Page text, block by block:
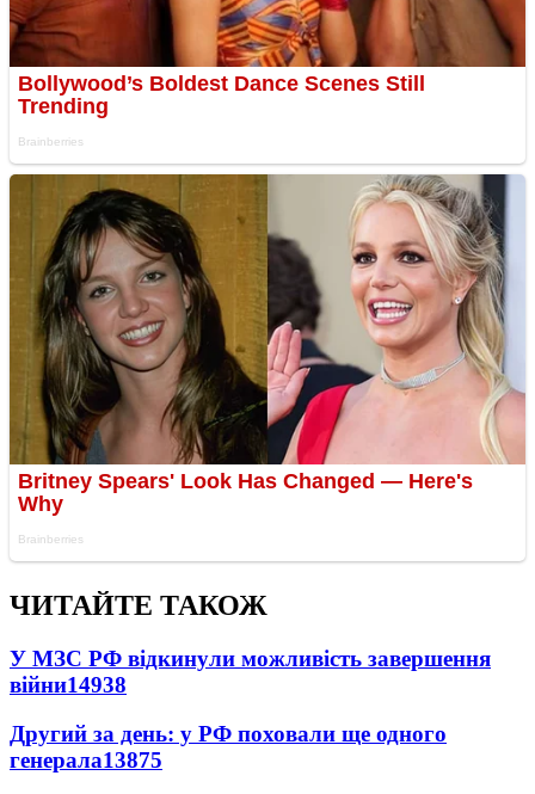
ЧИТАЙТЕ ТАКОЖ
У МЗС РФ відкинули можливість завершення
війни14938
Другий за день: у РФ поховали ще одного
генерала13875